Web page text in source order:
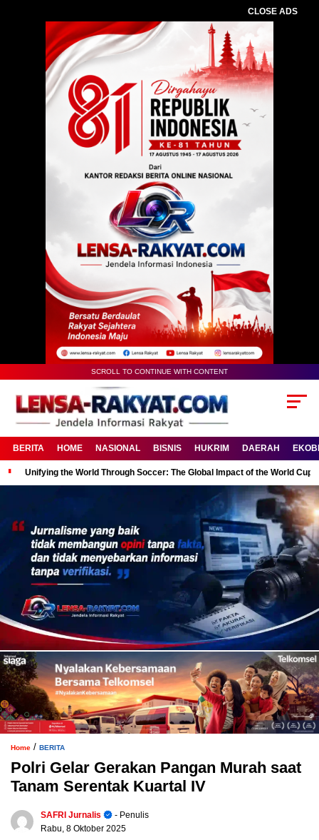
CLOSE ADS
SCROLL TO CONTINUE WITH CONTENT
BERITA HOME NASIONAL BISNIS HUKRIM DAERAH
Unifying the World Through Soccer: The Global Impact of the World Cup
Home / BERITA
Polri Gelar Gerakan Pangan Murah saat
Tanam Serentak Kuartal IV
SAFRI Jurnalis
- Penulis
Rabu, 8 Oktober 2025